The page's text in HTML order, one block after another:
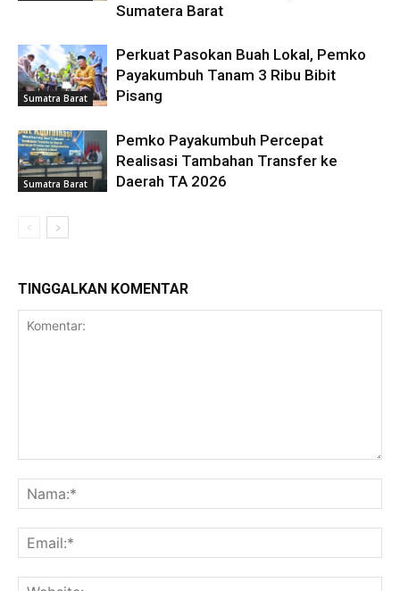
Sumatera Barat
Sumatra Barat
Perkuat Pasokan Buah Lokal, Pemko
Payakumbuh Tanam 3 Ribu Bibit
Pisang
Sumatra Barat
Pemko Payakumbuh Percepat
Realisasi Tambahan Transfer ke
Daerah TA 2026
TINGGALKAN KOMENTAR